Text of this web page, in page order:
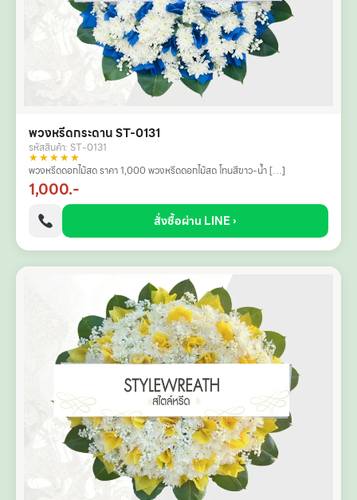
พวงหรีดกระดาน ST-0131
รหัสสินค้า: ST-0131
★★★★★
พวงหรีดดอกไม้สด ราคา 1,000 พวงหรีดดอกไม้สด โทนสีขาว-น้ำ […]
1,000.-
สั่งซื้อผ่าน LINE ›